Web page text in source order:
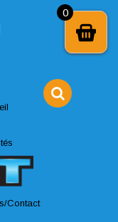
Contact
0